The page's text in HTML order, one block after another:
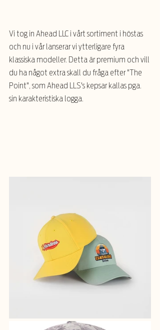
Vi tog in Ahead LLC i vårt sortiment i höstas
och nu i vår lanserar vi ytterligare fyra
klassiska modeller. Detta är premium och vill
du ha något extra skall du fråga efter "The
Point", som Ahead LLS's kepsar kallas pga.
sin karakteristiska logga.